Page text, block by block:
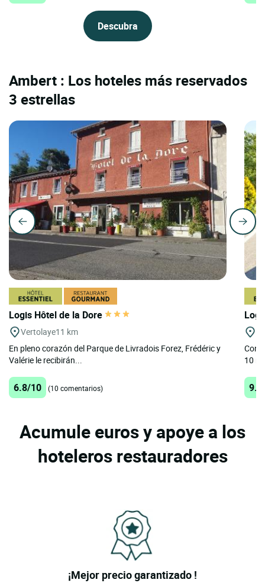
Descubra
Ambert : Los hoteles más reservados
3 estrellas
Logis Hôtel de la Dore
Vertolaye11 km
En pleno corazón del Parque de Livradois Forez, Frédéric y
Valérie le recibirán...
6.8/10 (10 comentarios)
Con
10
Acumule euros y apoye a los
hoteleros restauradores
¡Mejor precio garantizado !